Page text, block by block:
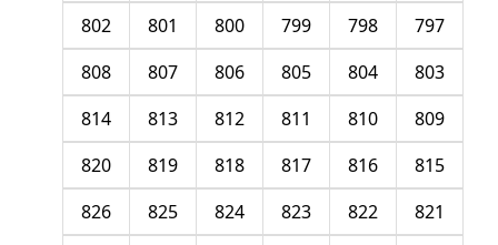
797
798
799
800
801
802
803
804
805
806
807
808
809
810
811
812
813
814
815
816
817
818
819
820
821
822
823
824
825
826